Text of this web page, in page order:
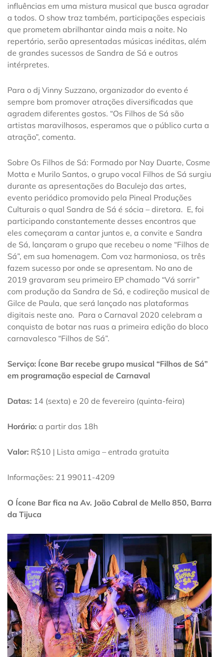
influências em uma mistura musical que busca agradar
a todos. O show traz também, participações especiais
que prometem abrilhantar ainda mais a noite. No
repertório, serão apresentadas músicas inéditas, além
de grandes sucessos de Sandra de Sá e outros
intérpretes.
Para o dj Vinny Suzzano, organizador do evento é
sempre bom promover atrações diversificadas que
agradem diferentes gostos. “Os Filhos de Sá são
artistas maravilhosos, esperamos que o público curta a
atração”, comenta.
Sobre Os Filhos de Sá: Formado por Nay Duarte, Cosme
Motta e Murilo Santos, o grupo vocal Filhos de Sá surgiu
durante as apresentações do Baculejo das artes,
evento periódico promovido pela Pineal Produções
Culturais o qual Sandra de Sá é sócia – diretora. E, foi
participando constantemente desses encontros que
eles começaram a cantar juntos e, a convite e Sandra
de Sá, lançaram o grupo que recebeu o nome “Filhos de
Sá”, em sua homenagem. Com voz harmoniosa, os três
fazem sucesso por onde se apresentam. No ano de
2019 gravaram seu primeiro EP chamado “Vá sorrir”
com produção da Sandra de Sá, e codireção musical de
Gilce de Paula, que será lançado nas plataformas
digitais neste ano. Para o Carnaval 2020 celebram a
conquista de botar nas ruas a primeira edição do bloco
carnavalesco “Filhos de Sá”.
Serviço: Ícone Bar recebe grupo musical “Filhos de Sá”
em programação especial de Carnaval
Datas: 14 (sexta) e 20 de fevereiro (quinta-feira)
Horário: a partir das 18h
Valor: R$10 | Lista amiga – entrada gratuita
Informações: 21 99011-4209
O Ícone Bar fica na Av. João Cabral de Mello 850, Barra
da Tijuca